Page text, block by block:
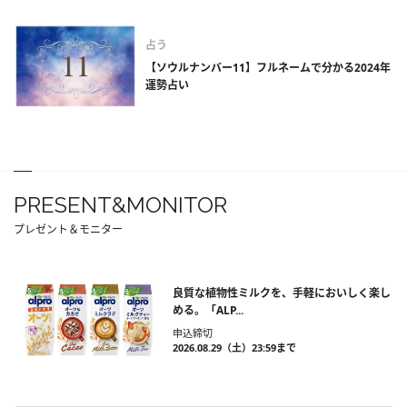
占う
【ソウルナンバー11】フルネームで分かる2024年
運勢占い
PRESENT&MONITOR
プレゼント＆モニター
良質な植物性ミルクを、手軽においしく楽し
める。「ALP...
申込締切
2026.08.29（土）23:59まで